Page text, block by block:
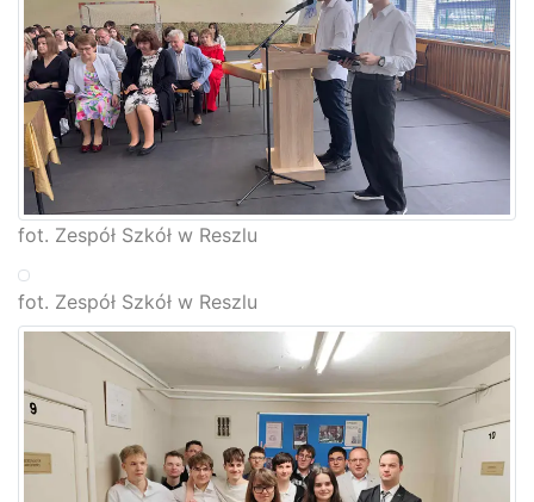
fot. Zespół Szkół w Reszlu
fot. Zespół Szkół w Reszlu